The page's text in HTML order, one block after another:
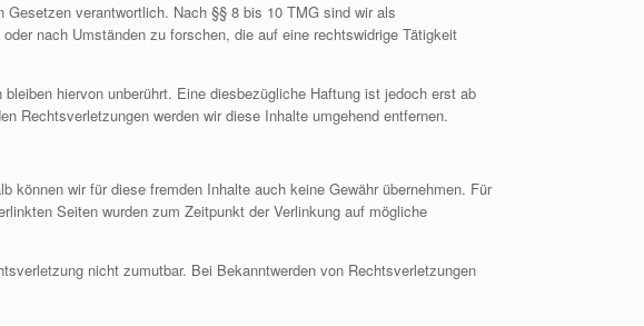
verantwortlich. Nach §§ 8 bis 10 TMG sind wir als
nach Umständen zu forschen, die auf eine rechtswidrige Tätigkeit
hiervon unberührt. Eine diesbezügliche Haftung ist jedoch erst ab
Rechtsverletzungen werden wir diese Inhalte umgehend entfernen.
wir für diese fremden Inhalte auch keine Gewähr übernehmen. Für
Seiten wurden zum Zeitpunkt der Verlinkung auf mögliche
nicht zumutbar. Bei Bekanntwerden von Rechtsverletzungen